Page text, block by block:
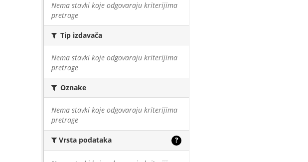
Nema stavki koje odgovaraju kriterijima
pretrage
Tip izdavača
Nema stavki koje odgovaraju kriterijima
pretrage
Oznake
Nema stavki koje odgovaraju kriterijima
pretrage
Vrsta podataka ?